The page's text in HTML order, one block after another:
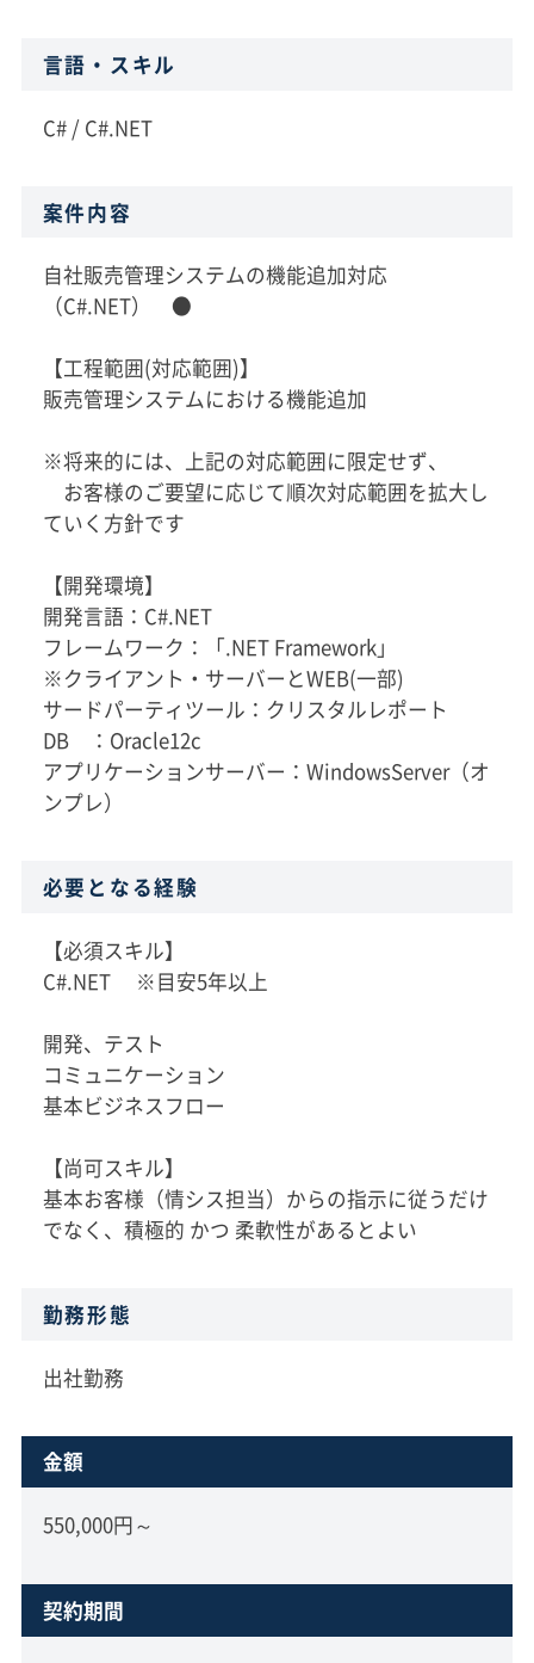
言語・スキル
C# / C#.NET
案件内容
自社販売管理システムの機能追加対応
（C#.NET） ●
【工程範囲(対応範囲)】
販売管理システムにおける機能追加
※将来的には、上記の対応範囲に限定せず、
お客様のご要望に応じて順次対応範囲を拡大し
ていく方針です
【開発環境】
開発言語：C#.NET
フレームワーク：「.NET Framework」
※クライアント・サーバーとWEB(一部)
サードパーティツール：クリスタルレポート
DB ：Oracle12c
アプリケーションサーバー：WindowsServer（オ
ンプレ）
必要となる経験
【必須スキル】
C#.NET ※目安5年以上
開発、テスト
コミュニケーション
基本ビジネスフロー
【尚可スキル】
基本お客様（情シス担当）からの指示に従うだけ
でなく、積極的 かつ 柔軟性があるとよい
勤務形態
出社勤務
金額
550,000円～
契約期間